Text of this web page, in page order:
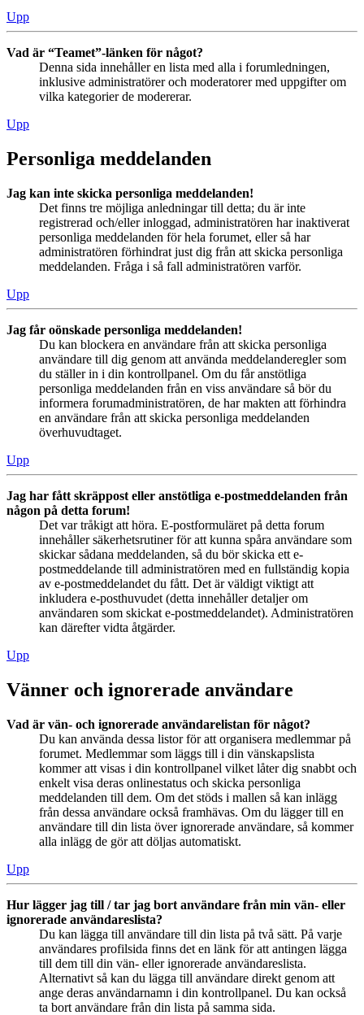
Upp
Vad är “Teamet”-länken för något?
Denna sida innehåller en lista med alla i forumledningen,
inklusive administratörer och moderatorer med uppgifter om
vilka kategorier de modererar.
Upp
Personliga meddelanden
Jag kan inte skicka personliga meddelanden!
Det finns tre möjliga anledningar till detta; du är inte
registrerad och/eller inloggad, administratören har inaktiverat
personliga meddelanden för hela forumet, eller så har
administratören förhindrat just dig från att skicka personliga
meddelanden. Fråga i så fall administratören varför.
Upp
Jag får oönskade personliga meddelanden!
Du kan blockera en användare från att skicka personliga
användare till dig genom att använda meddelanderegler som
du ställer in i din kontrollpanel. Om du får anstötliga
personliga meddelanden från en viss användare så bör du
informera forumadministratören, de har makten att förhindra
en användare från att skicka personliga meddelanden
överhuvudtaget.
Upp
Jag har fått skräppost eller anstötliga e-postmeddelanden från
någon på detta forum!
Det var tråkigt att höra. E-postformuläret på detta forum
innehåller säkerhetsrutiner för att kunna spåra användare som
skickar sådana meddelanden, så du bör skicka ett e-
postmeddelande till administratören med en fullständig kopia
av e-postmeddelandet du fått. Det är väldigt viktigt att
inkludera e-posthuvudet (detta innehåller detaljer om
användaren som skickat e-postmeddelandet). Administratören
kan därefter vidta åtgärder.
Upp
Vänner och ignorerade användare
Vad är vän- och ignorerade användarelistan för något?
Du kan använda dessa listor för att organisera medlemmar på
forumet. Medlemmar som läggs till i din vänskapslista
kommer att visas i din kontrollpanel vilket låter dig snabbt och
enkelt visa deras onlinestatus och skicka personliga
meddelanden till dem. Om det stöds i mallen så kan inlägg
från dessa användare också framhävas. Om du lägger till en
användare till din lista över ignorerade användare, så kommer
alla inlägg de gör att döljas automatiskt.
Upp
Hur lägger jag till / tar jag bort användare från min vän- eller
ignorerade användareslista?
Du kan lägga till användare till din lista på två sätt. På varje
användares profilsida finns det en länk för att antingen lägga
till dem till din vän- eller ignorerade användareslista.
Alternativt så kan du lägga till användare direkt genom att
ange deras användarnamn i din kontrollpanel. Du kan också
ta bort användare från din lista på samma sida.